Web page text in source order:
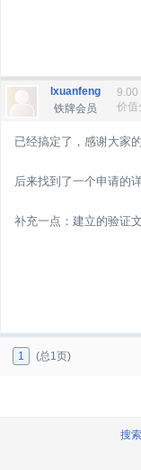
lxuanfeng
铁牌会员
9.00
价值
已经搞定了，感谢大家
后来找到了一个申请的
补充一点：建立的验证
1 (总1页)
搜索